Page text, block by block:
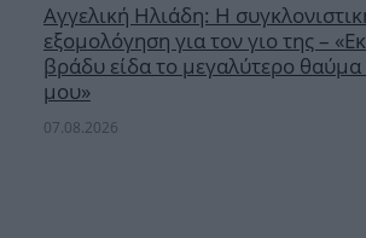
Αγγελική Ηλιάδη: Η
εξομολόγηση για τον γιο της –
βράδυ είδα το μεγαλύτερο
μου»
07.08.2026